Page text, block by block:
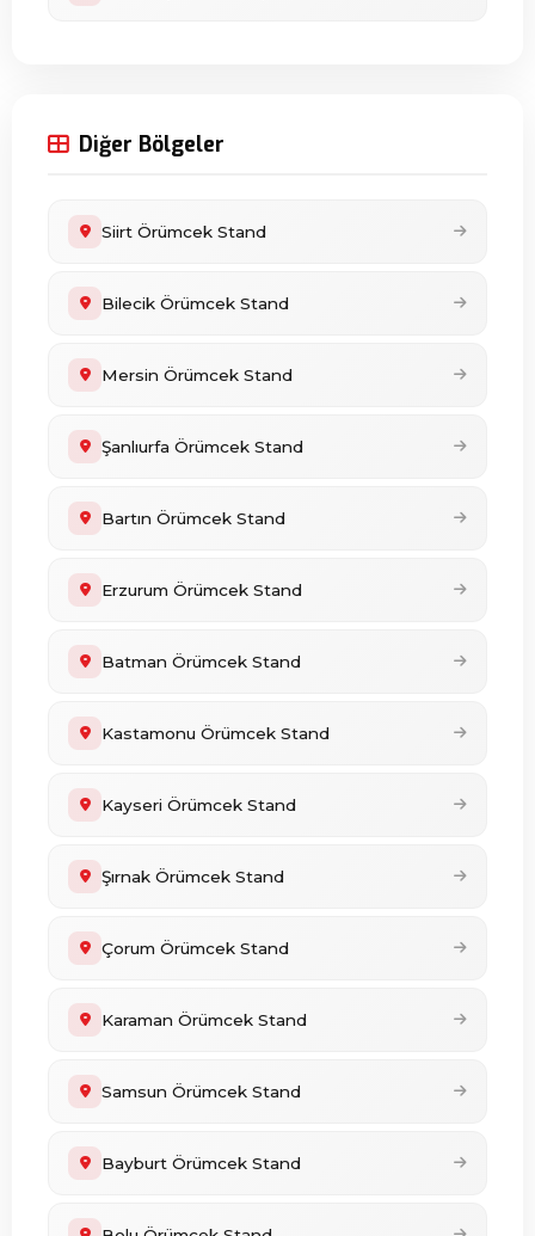
Diğer Bölgeler
Siirt Örümcek Stand
Bilecik Örümcek Stand
Mersin Örümcek Stand
Şanlıurfa Örümcek Stand
Bartın Örümcek Stand
Erzurum Örümcek Stand
Batman Örümcek Stand
Kastamonu Örümcek Stand
Kayseri Örümcek Stand
Şırnak Örümcek Stand
Çorum Örümcek Stand
Karaman Örümcek Stand
Samsun Örümcek Stand
Bayburt Örümcek Stand